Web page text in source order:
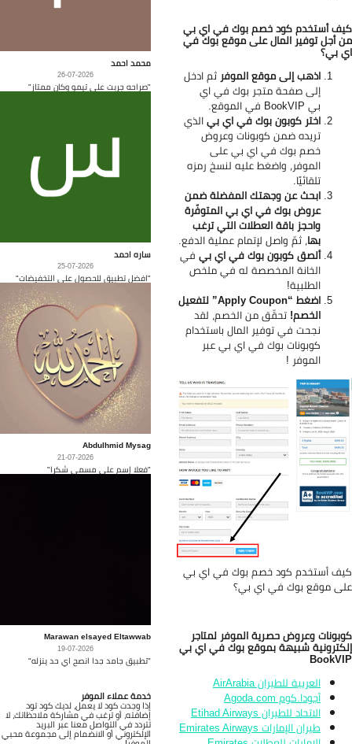
أستخدم كود خصم بوك في اي بي
أجل توفير المال على موقع بوك في
بي؟
اذهب إلى موقع الموفرثم ادخل
إلى صفحة متجر بوك في اي
بي BookVIP في الموقع.
اختر كوبون بوك في اي بيالذي
تريده ضمن كوبونات وعروض
خصم بوك في اي بي على
الموفر، واضغط عليه لنسخ رمزه
تلقائيًا.
ابحث عن وجهتك المفضلة ضمن
عروض بوك في اي بي المتوفّرة
واحجز باقة العطلات التي ترغب
بها، ثمّ واصل لإتمام عملية الدفع.
ألصق كوبون بوك في اي بيفي
الخانة المخصصة له في ملخص
الطلبية!
اضغط “Apply Coupon” لتفعيل
الخصم!تحقّق من الخصم، لقد
نجحت في توفير المال باستخدام
كوبونات بوك في اي بي عبر
الموفر !
أستخدم كود خصم بوك في اي بي
موقع بوك في اي بي؟
وعروض حصرية الموفر لمتاجر
شبيهة بموقع بوك في اي بي
العربية للطيران AirArabia
أجودا.كوم Agoda.com
الاتحاد للطيران Etihad Airways
طيران الإمارات Emirates Airways
محمد احمد
26-07-2026
"صراحه جربت على تيمو وكان ممتاز"
ساره احمد
25-07-2026
"افضل تطبيق للحصول على التخفيضات"
Abdulhmid Mysag
21-07-2026
"فعلا إسم على مسمى شكرا"
Marawan elsayed Eltawwab
19-07-2026
"تطبيق جامد جدا انصح اي حد ينزله"
خدمة عملاء الموفر
إذا وجدت كود لا يعمل، لديك كود تود
إضافته، أو ترغب في مشاركة ملاحظاتك، لا
تتردد في التواصل معنا عبر البريد
الإلكتروني أو الانضمام إلى مجموعة محبي